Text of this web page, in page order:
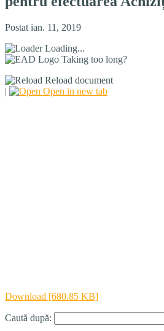
Postat ian. 11, 2019
Loading...
Taking too long?
Reload document
|
Open in new tab
Download [680.85 KB]
Caută după: